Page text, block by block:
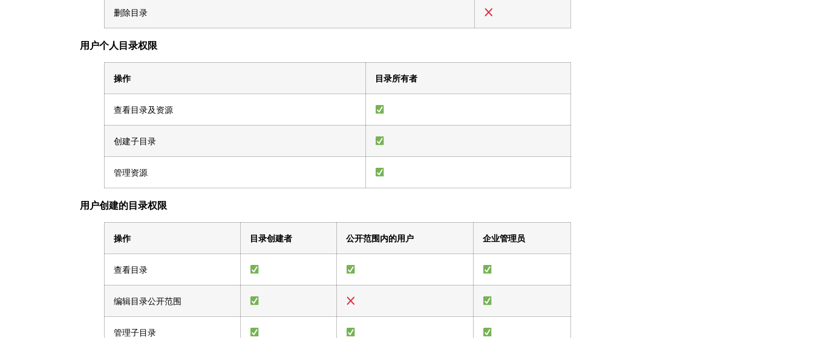
删除目录
用户个人目录权限
操作 目录所有者
查看目录及资源
创建子目录
管理资源
用户创建的目录权限
操作 目录创建者 公开范围内的用户 企业管理员
查看目录
编辑目录公开范围
管理子目录